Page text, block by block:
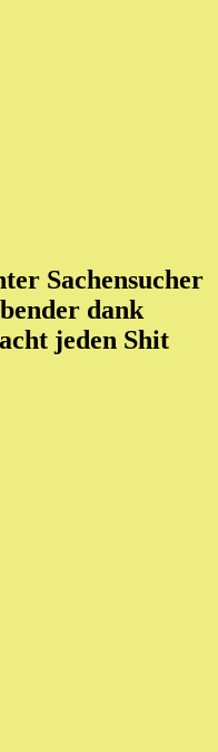
Sachensucher
dank
jeden Shit